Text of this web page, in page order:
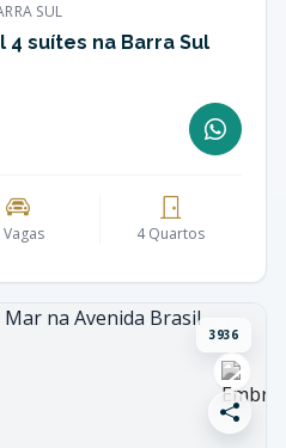
SUL
suítes na Barra Sul
Vagas 4 Quartos
3936